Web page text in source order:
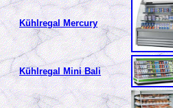
Kühlregal Mercury
Kühlregal Mini Bali